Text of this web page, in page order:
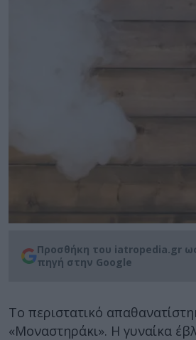
Προσθήκη του iatropedia.gr
πηγή στην Google
Το περιστατικό
«Μοναστηράκι». Η γυναίκα